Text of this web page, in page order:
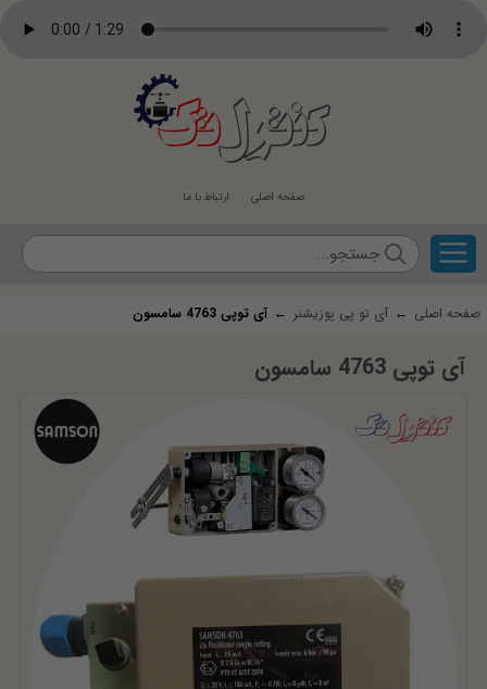
کنترلتک
صفحه اصلی ارتباط با ما
صفحه اصلی ← آی تو پی پوزیشنر ← آی توپی 4763 سامسون
آی توپی 4763 سامسون